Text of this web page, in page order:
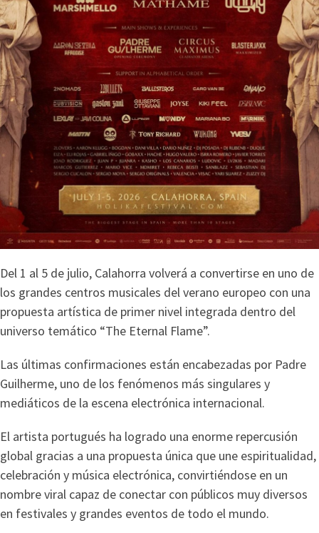
Del 1 al 5 de julio, Calahorra volverá a convertirse en uno de
los grandes centros musicales del verano europeo con una
propuesta artística de primer nivel integrada dentro del
universo temático “The Eternal Flame”.
Las últimas confirmaciones están encabezadas por Padre
Guilherme, uno de los fenómenos más singulares y
mediáticos de la escena electrónica internacional.
El artista portugués ha logrado una enorme repercusión
global gracias a una propuesta única que une espiritualidad,
celebración y música electrónica, convirtiéndose en un
nombre viral capaz de conectar con públicos muy diversos
en festivales y grandes eventos de todo el mundo.